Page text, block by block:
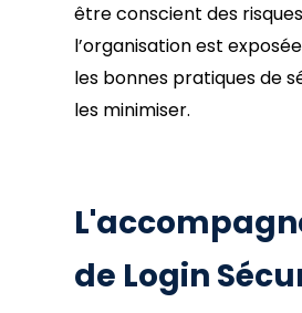
être conscient des
l’organisation est
les bonnes pratiques de
les minimiser.
de Login